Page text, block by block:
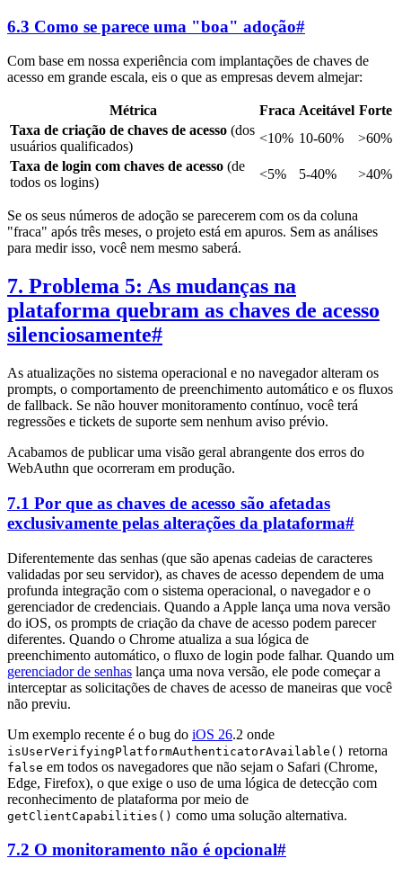
6.3 Como se parece uma "boa" adoção#
Com base em nossa experiência com implantações de chaves de
acesso em grande escala, eis o que as empresas devem almejar:
Métrica Fraca Aceitável Forte
Taxa de criação de chaves de acesso (dos
usuários qualificados)
<10% 10-60%
>60%
Taxa de login com chaves de acesso (de
todos os logins)
<5% 5-40% >40%
Se os seus números de adoção se parecerem com os da coluna
"fraca" após três meses, o projeto está em apuros. Sem as análises
para medir isso, você nem mesmo saberá.
7. Problema 5: As mudanças na
plataforma quebram as chaves de acesso
silenciosamente#
As atualizações no sistema operacional e no navegador alteram os
prompts, o comportamento de preenchimento automático e os fluxos
de fallback. Se não houver monitoramento contínuo, você terá
regressões e tickets de suporte sem nenhum aviso prévio.
Acabamos de publicar uma visão geral abrangente dos erros do
WebAuthn que ocorreram em produção.
7.1 Por que as chaves de acesso são afetadas
exclusivamente pelas alterações da plataforma#
Diferentemente das senhas (que são apenas cadeias de caracteres
validadas por seu servidor), as chaves de acesso dependem de uma
profunda integração com o sistema operacional, o navegador e o
gerenciador de credenciais. Quando a Apple lança uma nova versão
do iOS, os prompts de criação da chave de acesso podem parecer
diferentes. Quando o Chrome atualiza a sua lógica de
preenchimento automático, o fluxo de login pode falhar. Quando um
gerenciador de senhas lança uma nova versão, ele pode começar a
interceptar as solicitações de chaves de acesso de maneiras que você
não previu.
Um exemplo recente é o bug do iOS 26.2 onde
isUserVerifyingPlatformAuthenticatorAvailable() retorna
false em todos os navegadores que não sejam o Safari (Chrome,
Edge, Firefox), o que exige o uso de uma lógica de detecção com
reconhecimento de plataforma por meio de
getClientCapabilities() como uma solução alternativa.
7.2 O monitoramento não é opcional#